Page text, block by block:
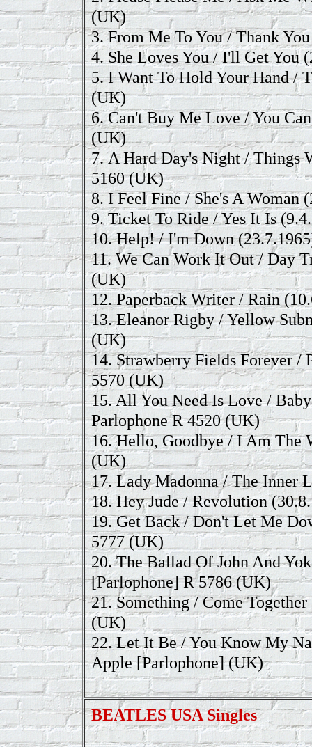
(UK)
3. From Me To You / Thank
4. She Loves You / I'll Get You
5. I Want To Hold Your Hand /
(UK)
6. Can't Buy Me Love / You
(UK)
7. A Hard Day's Night / Things
5160 (UK)
8. I Feel Fine / She's A Woman
9. Ticket To Ride / Yes It Is
10. Help! / I'm Down
11. We Can Work It Out / Day
(UK)
12. Paperback Writer / Rain
13. Eleanor Rigby / Yellow
(UK)
14. Strawberry Fields Forever /
5570 (UK)
15.All You Need Is Love /
Parlophone R 4520 (UK)
16. Hello, Goodbye / I Am The
(UK)
17. Lady Madonna / The Inner
18. Hey Jude / Revolution
19. Get Back / Don't Let Me
5777 (UK)
20. The Ballad Of John And
[Parlophone] R 5786 (UK)
21. Something / Come Together
(UK)
22. Let It Be / You Know My
Apple [Parlophone] (UK)
BEATLES USASingles